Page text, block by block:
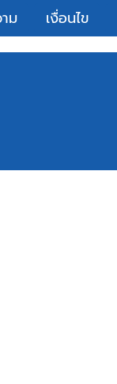
ม เงื่อนไข